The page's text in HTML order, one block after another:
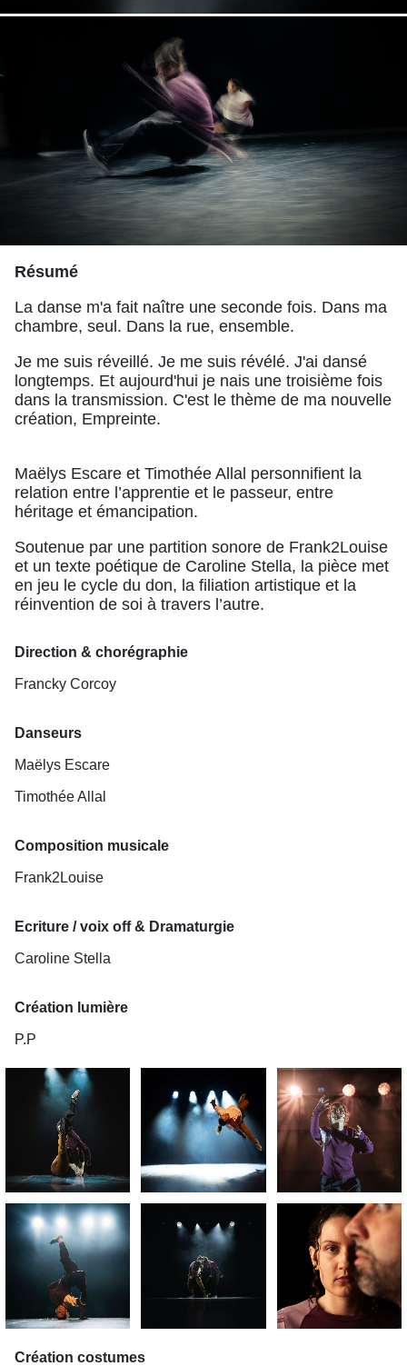
Résumé
La danse m'a fait naître une seconde fois. Dans ma
chambre, seul. Dans la rue, ensemble.
Je me suis réveillé. Je me suis révélé. J'ai dansé
longtemps. Et aujourd'hui je nais une troisième fois
dans la transmission. C'est le thème de ma nouvelle
création, Empreinte.
Maëlys Escare et Timothée Allal personnifient la
relation entre l’apprentie et le passeur, entre
héritage et émancipation.
Soutenue par une partition sonore de Frank2Louise
et un texte poétique de Caroline Stella, la pièce met
en jeu le cycle du don, la filiation artistique et la
réinvention de soi à travers l’autre.
Direction & chorégraphie
Francky Corcoy
Danseurs
Maëlys Escare
Timothée Allal
Composition musicale
Frank2Louise
Ecriture / voix off & Dramaturgie
Caroline Stella
Création lumière
P.P
Création costumes